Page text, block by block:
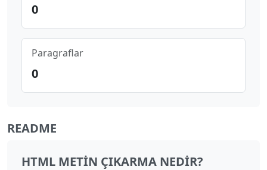
0
Paragraflar
0
README
HTML METIN ÇIKARMA NEDIR?